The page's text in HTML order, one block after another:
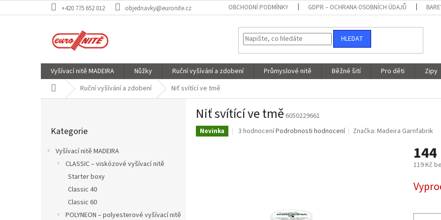
na
+420 775 652 012 objednavky@euronite.cz OBCHODNÍ PODMÍNKY GDPR – OCHRANA OSOBNÍCH ÚDAJŮ
HLEDAT
Vyšívací nitě MADEIRA Nůžky Ruční vyšívání a zdobení Průmyslové nitě Běžné šití Pro děti Zipy
Domů Ruční vyšívání a zdobení Niť svítící ve tmě
kategorie
Kategorie
Vyšívací nitě MADEIRA
CLASSIC – viskózové vyšívací nitě
Starter boxy
Classic 40
Classic 60
POLYNEON – polyesterové vyšívací nitě
Niť svítící ve tmě 6050229661
Novinka
Průměrné
3 hodnoceníPodrobnosti hodnocení Značka:Madeira Garnfabrik
144
119 Kč
cena: